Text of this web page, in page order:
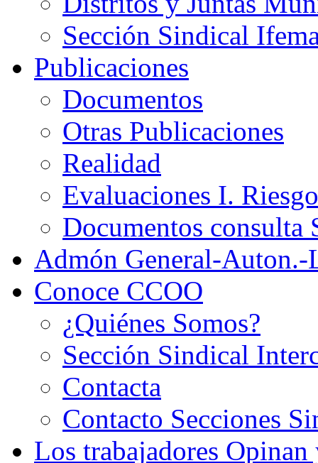
Sección Sindical
Publicaciones
Documentos
Otras Publicaciones
Realidad
Evaluaciones I.
Documentos consulta
Admón General-Auton.-
Conoce CCOO
¿Quiénes Somos?
Sección Sindical
Contacta
Contacto Secciones
Los trabajadores Opinan